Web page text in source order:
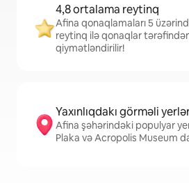
4,8 ortalama reytinq
Afina qonaqlamaları 5
reytinq ilə qonaqlar
qiymətləndirilir!
Yaxınlıqdakı görməli
Afina şəhərindəki populyar
Plaka və Acropolis Museum